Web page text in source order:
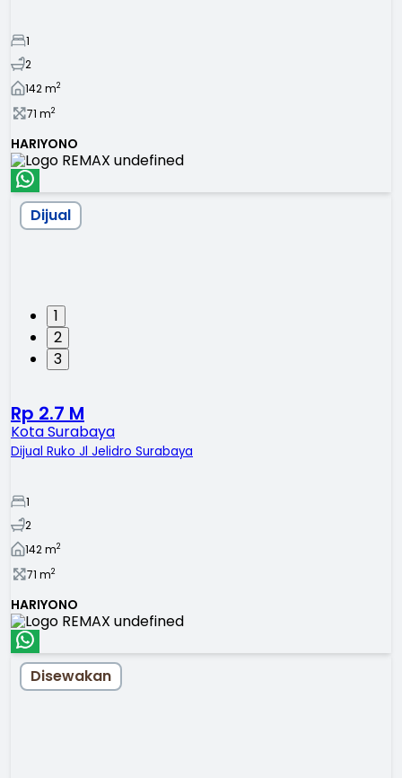
1
2
142m2
71 m2
HARIYONO
1
2
3
Dijual
Rp 2.7 M
Kota Surabaya
Dijual Ruko Jl Jelidro Surabaya
1
2
142m2
71 m2
HARIYONO
Disewakan